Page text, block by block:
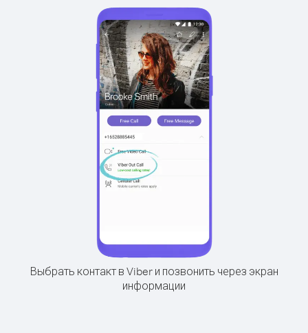
Выбрать контакт в Viber и позвонить через экран
информации